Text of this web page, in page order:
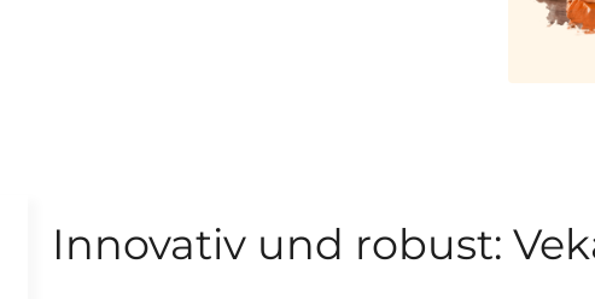
Innovativ und robust: